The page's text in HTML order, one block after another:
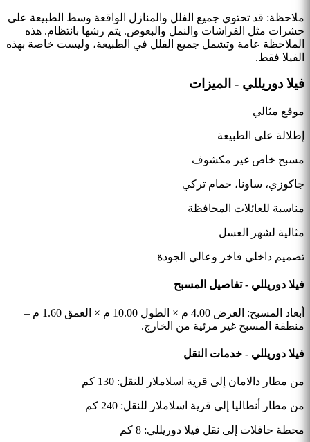
ملاحظة: قد تحتوي جميع الفلل والمنازل الواقعة وسط الطبيعة على
حشرات مثل الفراشات والنمل والبعوض. يتم رشها بانتظام. هذه
الملاحظة عامة وتشمل جميع الفلل في الطبيعة، وليست خاصة بهذه
الفيلا فقط.
فيلا دوريللي - الميزات
موقع مثالي
إطلالة على الطبيعة
مسبح خاص غير مكشوف
جاكوزي، ساونا، حمام تركي
مناسبة للعائلات المحافظة
مثالية لشهر العسل
تصميم داخلي فاخر وعالي الجودة
فيلا دوريللي - تفاصيل المسبح
أبعاد المسبح: العرض 4.00 م × الطول 10.00 م × العمق 1.60 م –
منطقة المسبح غير مرئية من الخارج.
فيلا دوريللي - خدمات النقل
من مطار دالامان إلى قرية اسلاملار للنقل: 130 كم
من مطار أنطاليا إلى قرية اسلاملار للنقل: 240 كم
محطة حافلات إلى نقل فيلا دوريللي: 8 كم